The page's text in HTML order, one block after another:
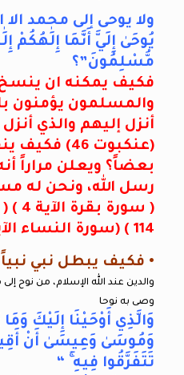
ولا يوحى إلى محمد الا
يُوحَىٰ إِلَيَّ أَنَّمَا إِلَٰهُكُمْ
مُّسْلِمُونَ”؟
فكيف يمكنه ان ينسخ
والمسلمون يؤمنون
أنزل إليهم والذي
(عنكبوت 46)
بعضاً؟ ويعلن مراراً
رسل الله، ونحن له
(
114 ) (سورة النساء الآية 162).
• فكيف يبطل نبي
والدين عند الله الإسلام، من نوح
وصى به نوحا
وَالَّذِي أَوْحَيْنَا إِلَيْكَ
وَمُوسَىٰ وَعِيسَىٰ أَنْ
تَتَفَرَّقُوا فِيهِ ۚ “